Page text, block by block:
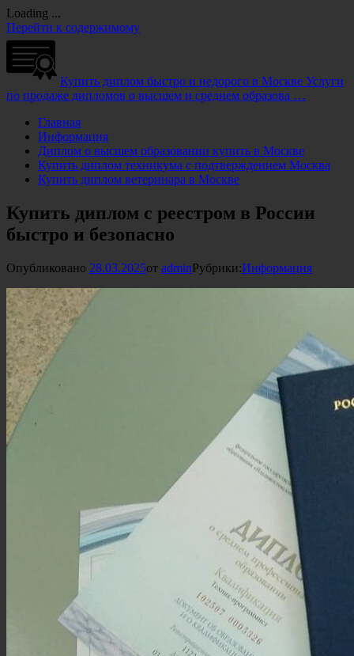
Loading ...
Перейти к содержимому
Купить диплом быстро и недорого в Москве Услуги
по продаже дипломов о высшем и среднем образова …
Главная
Информация
Диплом о высшем образовании купить в Москве
Купить диплом техникума с подтверждением Москва
Купить диплом ветеринара в Москве
Купить диплом с реестром в России
быстро и безопасно
Опубликовано 28.03.2025от adminРубрики:Информация